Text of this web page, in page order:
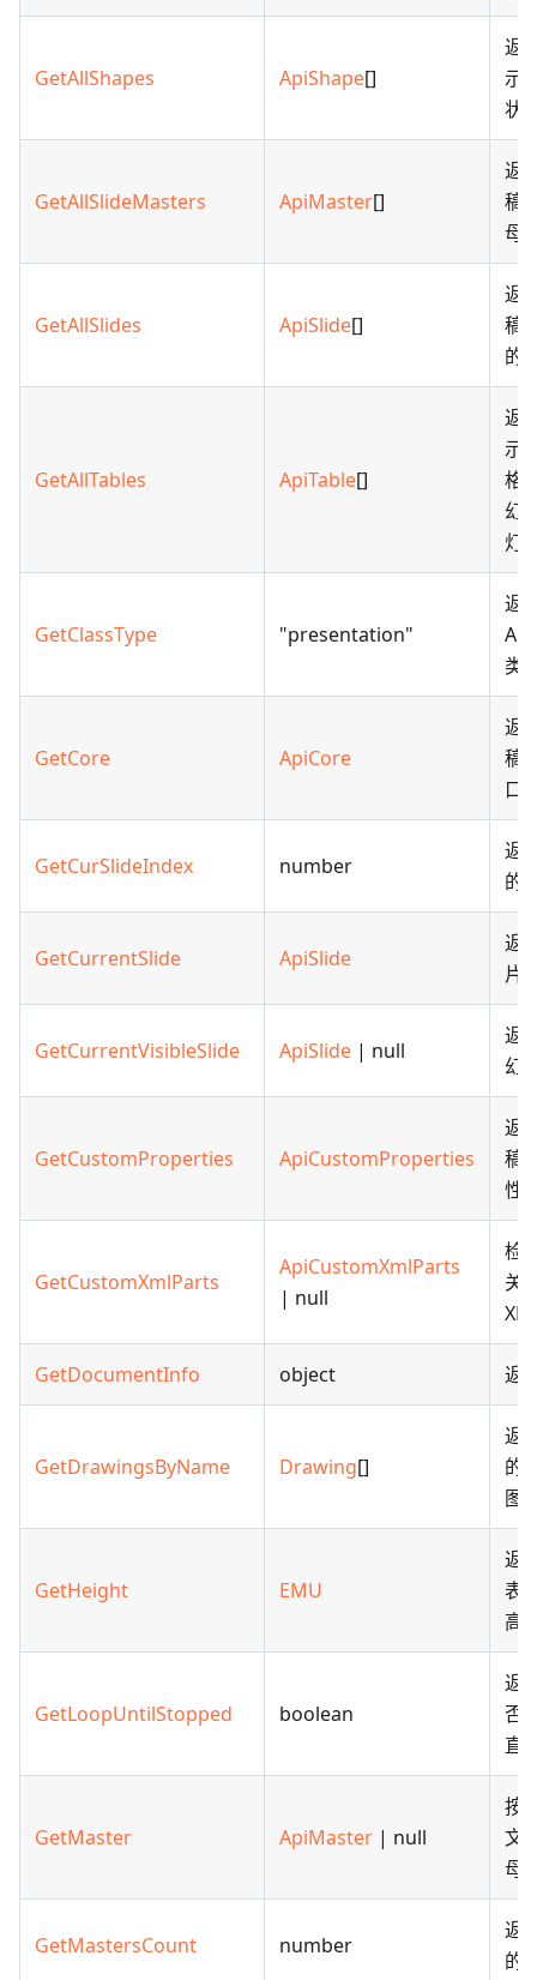
GetAllShapes ApiShape[]
返
示
状
GetAllSlideMasters ApiMaster[]
返
稿
母
GetAllSlides ApiSlide[]
返
稿
的
GetAllTables ApiTable[]
返
示
格
幻
灯
GetClassType "presentation"
返
类
GetCore ApiCore
返
稿
口
GetCurSlideIndex number
返
的
GetCurrentSlide ApiSlide
返
片
GetCurrentVisibleSlide ApiSlide | null
返
幻
GetCustomProperties ApiCustomProperties
返
稿
性
GetCustomXmlParts
ApiCustomXmlParts
| null
检
关
GetDocumentInfo object 返
GetDrawingsByName Drawing[]
返
的
图
GetHeight EMU
返
表
高
GetLoopUntilStopped boolean
返
否
直
GetMaster ApiMaster | null
按
文
母
GetMastersCount number
返
的